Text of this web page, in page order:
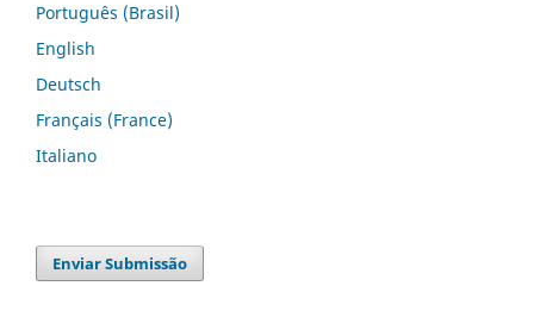
Português (Brasil)
English
Deutsch
Français (France)
Italiano
Enviar Submissão